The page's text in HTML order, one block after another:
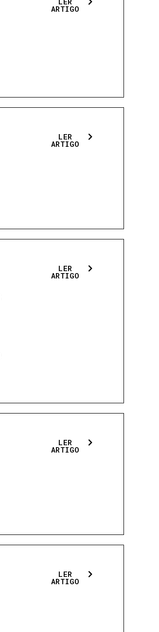
ARTIGO
LER
ARTIGO
LER
ARTIGO
LER
ARTIGO
LER
ARTIGO